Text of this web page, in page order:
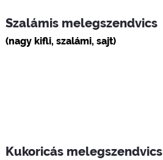
Szalámis melegszendvics
(nagy kifli, szalámi, sajt)
Kukoricás melegszendvics